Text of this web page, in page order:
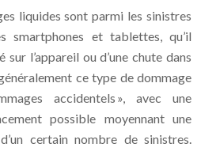
liquides sont parmi les sinistres
smartphones et tablettes, qu’il
sur l’appareil ou d’une chute dans
ce type de dommage
accidentels », avec une
possible moyennant une
certain nombre de sinistres.